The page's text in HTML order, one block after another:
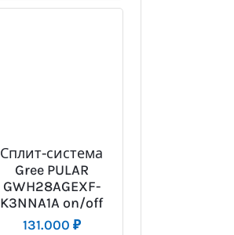
Сплит-система
Gree PULAR
GWH28AGEXF-
K3NNA1A on/off
131.000 ₽